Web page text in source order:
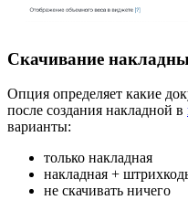
Скачивание
Опция определяет какие
после создания накладной в
варианты:
только накладная
накладная +
не скачивать ничего